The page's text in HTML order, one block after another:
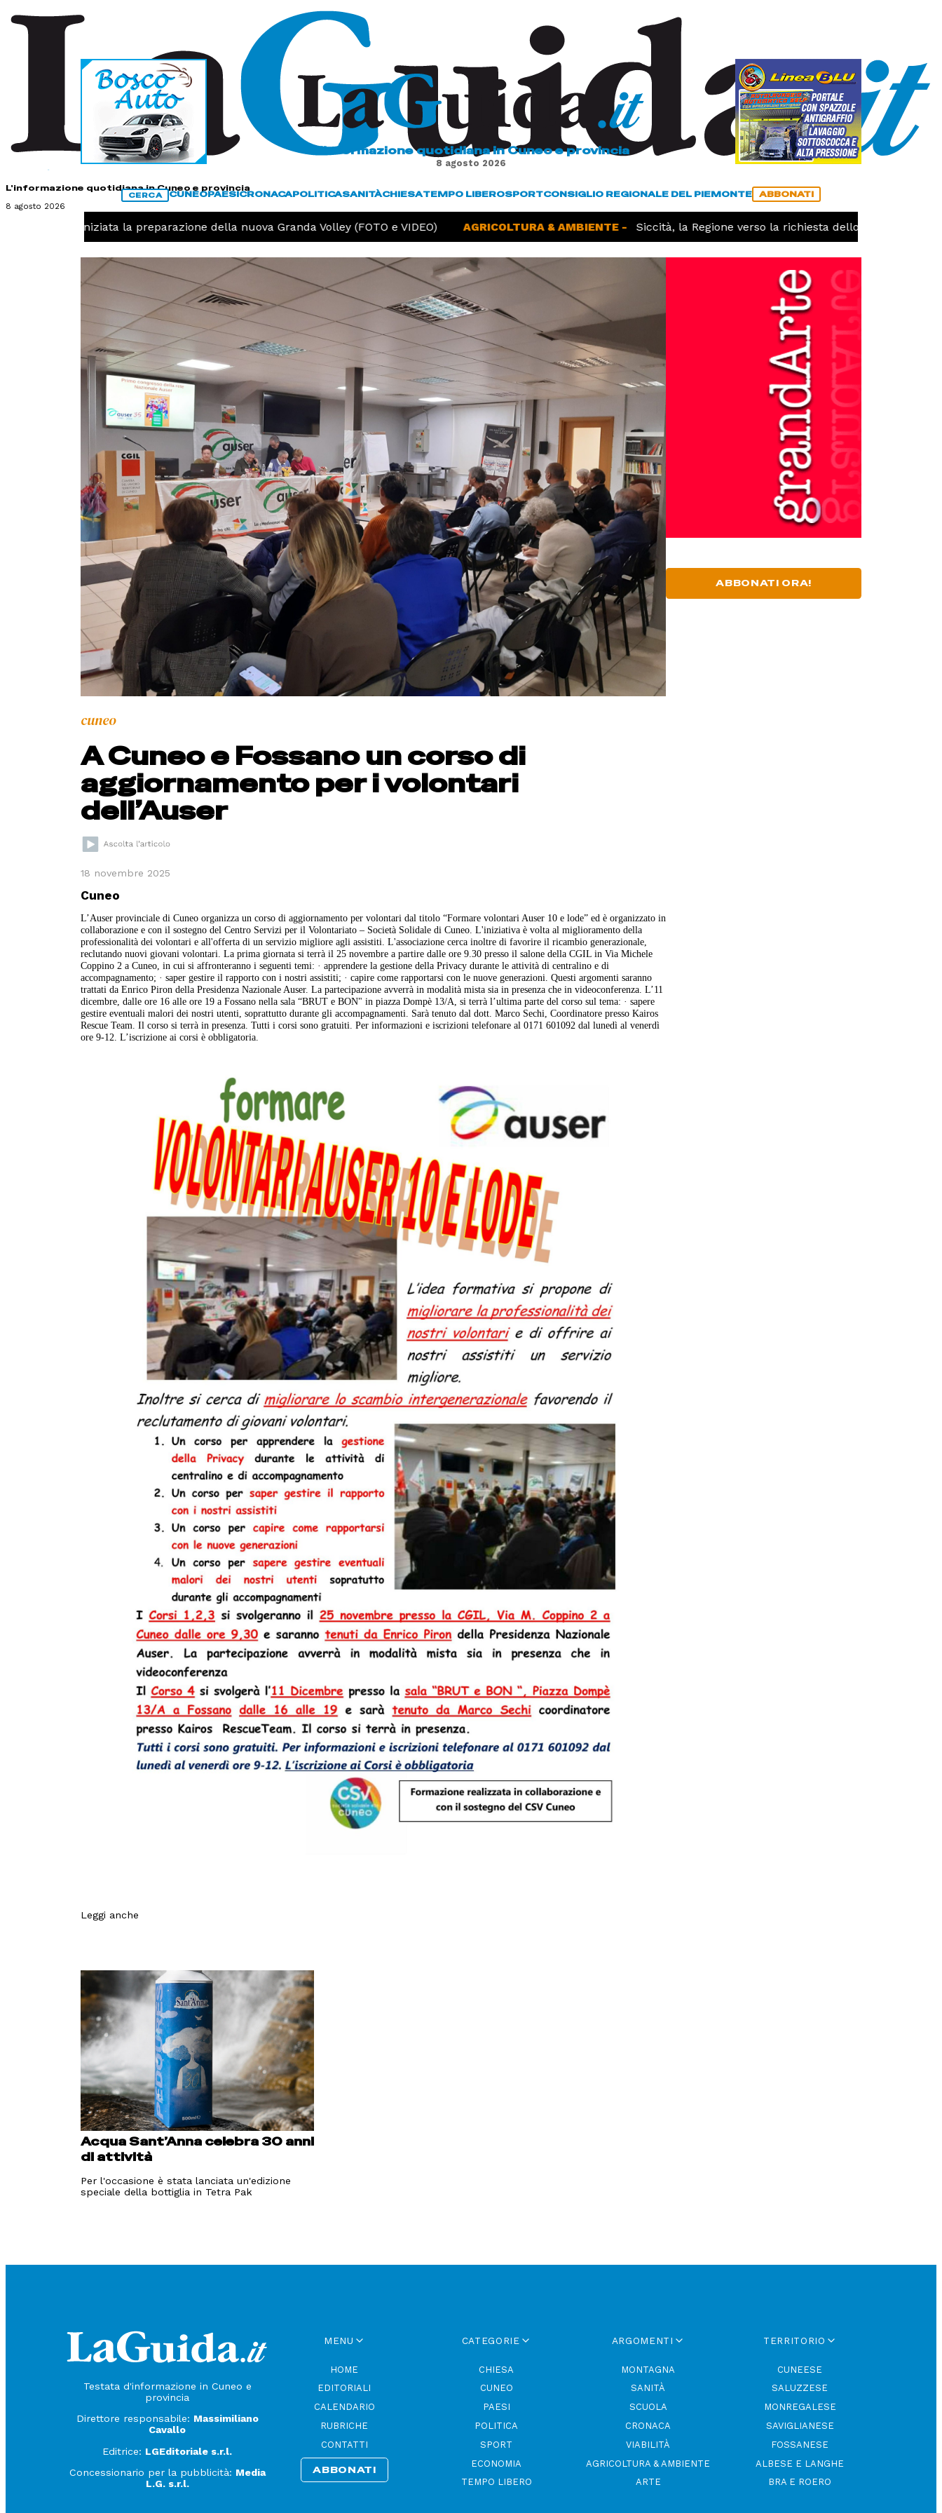
L'informazione quotidiana in Cuneo e provincia
8 agosto 2026
L'informazione quotidiana in Cuneo e provincia
8 agosto 2026
CERCA CUNEOPAESICRONACAPOLITICASANITÀCHIESATEMPO LIBEROSPORTCONSIGLIO REGIONALE DEL PIEMONTE ABBONATI
iniziata la preparazione della nuova Granda Volley (FOTO e VIDEO) AGRICOLTURA & AMBIENTE - Siccità, la Regione verso la richiesta dello stato di calamità
cuneo
A Cuneo e Fossano un corso di
aggiornamento per i volontari
dell’Auser
18 novembre 2025
Cuneo
L’Auser provinciale di Cuneo organizza un corso di aggiornamento per volontari dal titolo “Formare volontari Auser 10 e lode” ed è organizzato in
collaborazione e con il sostegno del Centro Servizi per il Volontariato – Società Solidale di Cuneo. L'iniziativa è volta al miglioramento della
professionalità dei volontari e all'offerta di un servizio migliore agli assistiti. L'associazione cerca inoltre di favorire il ricambio generazionale,
reclutando nuovi giovani volontari. La prima giornata si terrà il 25 novembre a partire dalle ore 9.30 presso il salone della CGIL in Via Michele
Coppino 2 a Cuneo, in cui si affronteranno i seguenti temi: · apprendere la gestione della Privacy durante le attività di centralino e di
accompagnamento; · saper gestire il rapporto con i nostri assistiti; · capire come rapportarsi con le nuove generazioni. Questi argomenti saranno
trattati da Enrico Piron della Presidenza Nazionale Auser. La partecipazione avverrà in modalità mista sia in presenza che in videoconferenza. L’11
dicembre, dalle ore 16 alle ore 19 a Fossano nella sala “BRUT e BON" in piazza Dompè 13/A, si terrà l’ultima parte del corso sul tema: · sapere
gestire eventuali malori dei nostri utenti, soprattutto durante gli accompagnamenti. Sarà tenuto dal dott. Marco Sechi, Coordinatore presso Kairos
Rescue Team. Il corso si terrà in presenza. Tutti i corsi sono gratuiti. Per informazioni e iscrizioni telefonare al 0171 601092 dal lunedì al venerdì
ore 9-12. L’iscrizione ai corsi è obbligatoria.
ABBONATI ORA!
Leggi anche
Acqua Sant’Anna celebra 30 anni
di attività
Per l'occasione è stata lanciata un'edizione
speciale della bottiglia in Tetra Pak
Testata d'informazione in Cuneo e
provincia
Direttore responsabile: Massimiliano
Cavallo
Editrice: LGEditoriale s.r.l.
Concessionario per la pubblicità: Media
L.G. s.r.l.
MENU
HOME
EDITORIALI
CALENDARIO
RUBRICHE
CONTATTI
ABBONATI
CATEGORIE
CHIESA
CUNEO
PAESI
POLITICA
SPORT
ECONOMIA
TEMPO LIBERO
ARGOMENTI
MONTAGNA
SANITÀ
SCUOLA
CRONACA
VIABILITÀ
AGRICOLTURA & AMBIENTE
ARTE
TERRITORIO
CUNEESE
SALUZZESE
MONREGALESE
SAVIGLIANESE
FOSSANESE
ALBESE E LANGHE
BRA E ROERO